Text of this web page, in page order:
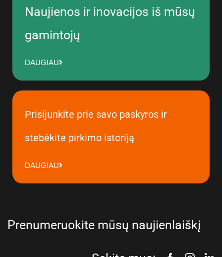
Naujienos ir inovacijos iš mūsų
gamintojų
DAUGIAU
Prisijunkite prie savo paskyros ir
stebėkite pirkimo istoriją
DAUGIAU
Prenumeruokite mūsų naujienlaiškį